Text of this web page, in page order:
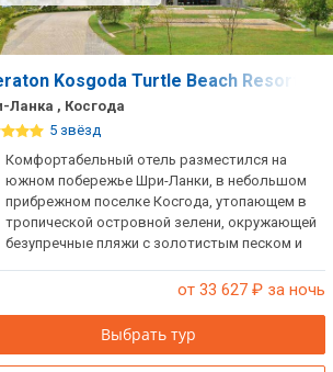
Kosgoda Turtle Beach Resort
Ланка , Косгода
5 звёзд
Комфортабельный отель разместился на
южном побережье Шри-Ланки, в небольшом
прибрежном поселке Косгода, утопающем в
тропической островной зелени, окружающей
безупречные пляжи с золотистым песком и
современные номера с изысканным дизайном,
гостеприимством.
от 33 627₽ за ночь
Выбрать тур